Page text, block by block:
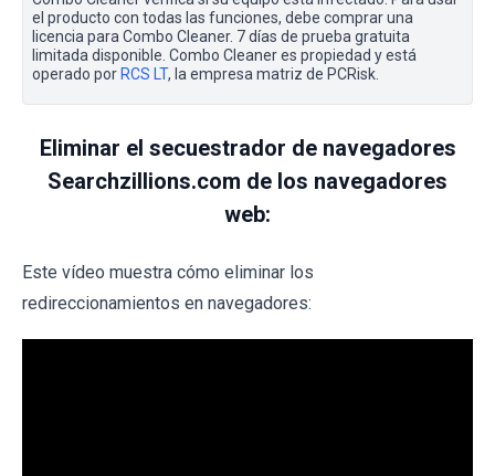
el producto con todas las funciones, debe comprar una
licencia para Combo Cleaner. 7 días de prueba gratuita
limitada disponible. Combo Cleaner es propiedad y está
operado por RCS LT, la empresa matriz de PCRisk.
Eliminar el secuestrador de navegadores
Searchzillions.com de los navegadores
web:
Este vídeo muestra cómo eliminar los
redireccionamientos en navegadores: